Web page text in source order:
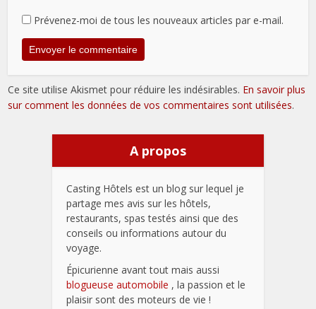
Prévenez-moi de tous les nouveaux articles par e-mail.
Ce site utilise Akismet pour réduire les indésirables. En savoir plus
sur comment les données de vos commentaires sont utilisées.
A propos
Casting Hôtels est un blog sur lequel je
partage mes avis sur les hôtels,
restaurants, spas testés ainsi que des
conseils ou informations autour du
voyage.
Épicurienne avant tout mais aussi
blogueuse automobile , la passion et le
plaisir sont des moteurs de vie !